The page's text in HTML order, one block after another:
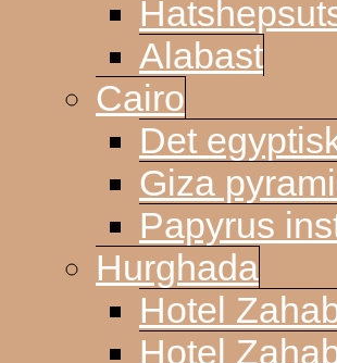
Alabast
Cairo
Det
Giza
Papyrus
Hurghada
Hotel
Hotel